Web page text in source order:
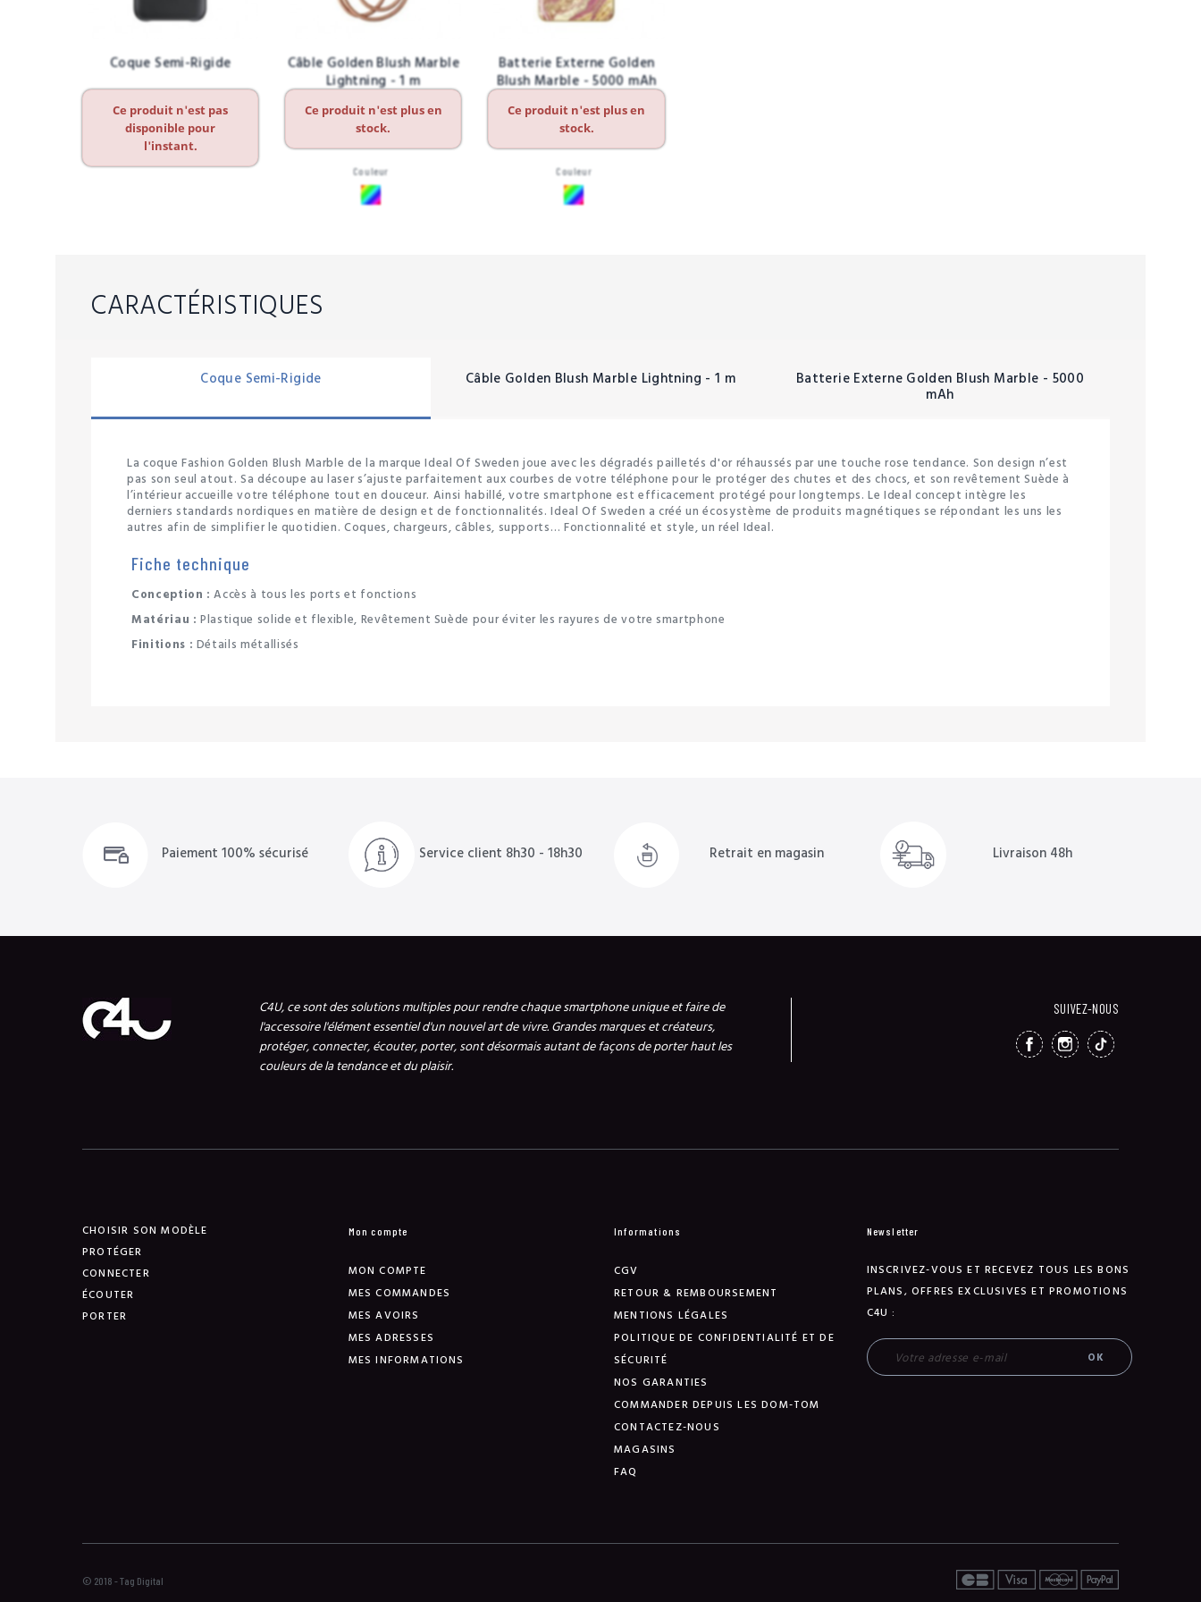
Coque Semi-Rigide
Ce produit n'est pas
disponible pour
l'instant.
Câble Golden Blush Marble
Lightning - 1 m
Ce produit n'est plus en
stock.
Couleur
Batterie Externe Golden
Blush Marble - 5000 mAh
Ce produit n'est plus en
stock.
Couleur
CARACTÉRISTIQUES
Coque Semi-Rigide Câble Golden Blush Marble Lightning - 1 m
Batterie Externe Golden Blush Marble - 5000
mAh
La coque Fashion Golden Blush Marble de la marque Ideal Of Sweden joue avec les dégradés pailletés d'or réhaussés par une touche rose tendance. Son design n’est
pas son seul atout. Sa découpe au laser s’ajuste parfaitement aux courbes de votre téléphone pour le protéger des chutes et des chocs, et son revêtement Suède à
l’intérieur accueille votre téléphone tout en douceur. Ainsi habillé, votre smartphone est efficacement protégé pour longtemps. Le Ideal concept intègre les
derniers standards nordiques en matière de design et de fonctionnalités. Ideal Of Sweden a créé un écosystème de produits magnétiques se répondant les uns les
autres afin de simplifier le quotidien. Coques, chargeurs, câbles, supports… Fonctionnalité et style, un réel Ideal.
Fiche technique
Conception : Accès à tous les ports et fonctions
Matériau : Plastique solide et flexible, Revêtement Suède pour éviter les rayures de votre smartphone
Finitions : Détails métallisés
Paiement 100% sécurisé Service client 8h30 - 18h30 Retrait en magasin Livraison 48h
C4U, ce sont des solutions multiples pour rendre chaque smartphone unique et faire de
l'accessoire l'élément essentiel d'un nouvel art de vivre. Grandes marques et créateurs,
protéger, connecter, écouter, porter, sont désormais autant de façons de porter haut les
couleurs de la tendance et du plaisir.
SUIVEZ-NOUS
FACEBOOKINSTAGRAM
TIKTOK
CHOISIR SON MODÈLE
PROTÉGER
CONNECTER
ÉCOUTER
PORTER
Mon compte
MON COMPTE
MES COMMANDES
MES AVOIRS
MES ADRESSES
MES INFORMATIONS
Informations
CGV
RETOUR & REMBOURSEMENT
MENTIONS LÉGALES
POLITIQUE DE CONFIDENTIALITÉ ET DE
SÉCURITÉ
NOS GARANTIES
COMMANDER DEPUIS LES DOM-TOM
CONTACTEZ-NOUS
MAGASINS
FAQ
Newsletter
INSCRIVEZ-VOUS ET RECEVEZ TOUS LES BONS
PLANS, OFFRES EXCLUSIVES ET PROMOTIONS
C4U :
© 2018 - Tag Digital